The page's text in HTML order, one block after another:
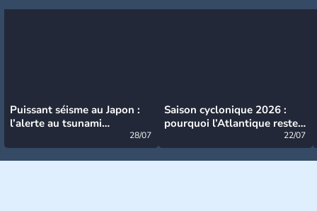
Puissant séisme au Japon :
l’alerte au tsunami
28/07
Saison cyclonique 2026 :
pourquoi l’Atlantique reste
22/07